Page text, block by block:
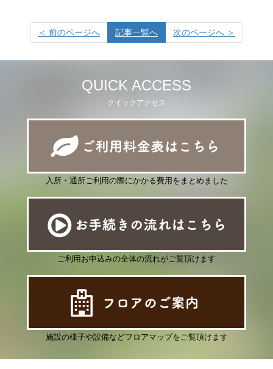
＜ 前のページへ 記事一覧へ 次のページへ ＞
QUICK ACCESS
クイックアクセス
入所・通所ご利用の際にかかる費用をまとめました
ご利用お申込みの全体の流れがご覧頂けます
施設の様子や設備などフロアマップをご覧頂けます